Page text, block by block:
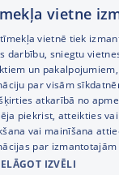
Tet
Kontakti
Noderīgas saites
© SIA Tet 2026 -
vietne
vietnē tiek
darbību, sniegtu
un
par visām
atkarībā no
piekrist, atteikties
vai mainīšana
par
IZVĒLI